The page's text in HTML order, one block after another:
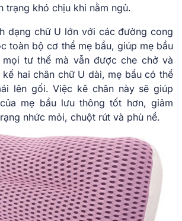
trạng khó chịu khi nằm ngủ.
dạng chữ U lớn với các đường cong
toàn bộ cơ thể mẹ bầu, giúp mẹ bầu
tư thế mà vẫn được che chở và
hai chân chữ U dài, mẹ bầu có thể
lên gối. Việc kê chân này sẽ giúp
mẹ bầu lưu thông tốt hơn, giảm
nhức mỏi, chuột rút và phù nề.